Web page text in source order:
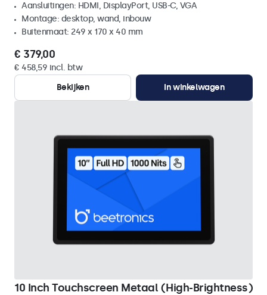
Aansluitingen: HDMI, DisplayPort, USB-C, VGA
Montage: desktop, wand, inbouw
Buitenmaat: 249 x 170 x 40 mm
€ 379,00
€ 458,59 incl. btw
Bekijken
In winkelwagen
10 Inch Touchscreen Metaal (High-Brightness)